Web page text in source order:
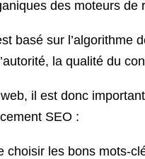
des moteurs de
basé sur l’algorithme
la qualité du
web, il est donc
SEO :
les bons mots-